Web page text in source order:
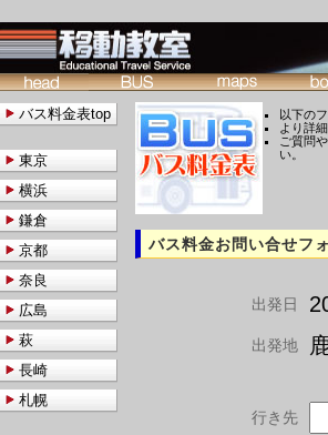
以下の
より詳
ご質問
い。
バス料金お問い合せフ
出発日
出発地
行き先
バス料金表top
東京
横浜
鎌倉
京都
奈良
広島
萩
長崎
札幌